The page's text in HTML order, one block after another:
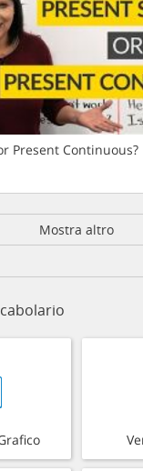
Present Continuous?
Mostra altro